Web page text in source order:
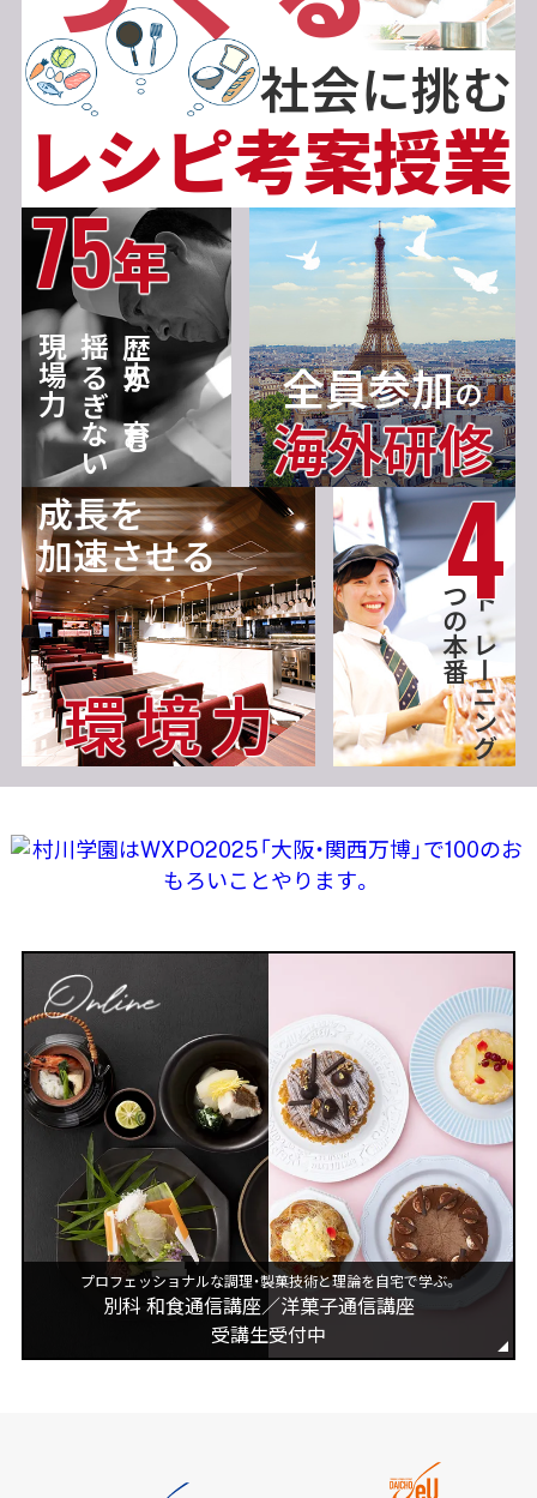
社会に挑む
レシピ考案授業
75年
歴史が育む
揺るぎない
現場力 全員参加の
海外研修
成長を
加速させる
環境力 トレーニング
つの本番
プロフェッショナルな調理・製菓技術と理論を自宅で学ぶ。
別科 和食通信講座／洋菓子通信講座
受講生受付中